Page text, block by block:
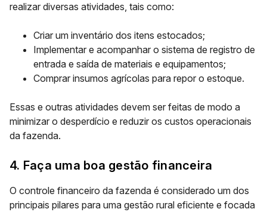
realizar diversas atividades, tais como:
Criar um inventário dos itens estocados;
Implementar e acompanhar o sistema de registro de
entrada e saída de materiais e equipamentos;
Comprar insumos agrícolas para repor o estoque.
Essas e outras atividades devem ser feitas de modo a
minimizar o desperdício e reduzir os custos operacionais
da fazenda.
4. Faça uma boa gestão financeira
O controle financeiro da fazenda é considerado um dos
principais pilares para uma gestão rural eficiente e focada